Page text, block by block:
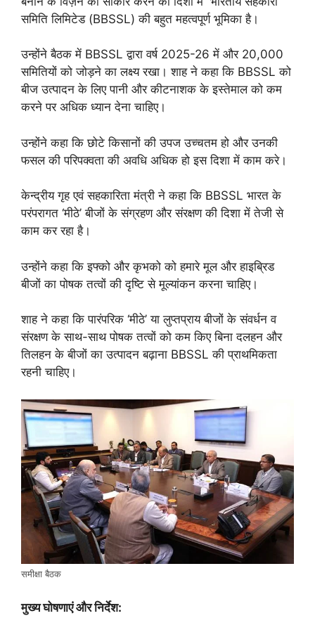
समिति लिमिटेड (BBSSL) की बहुत महत्वपूर्ण भूमिका है।
उन्होंने बैठक में BBSSL द्वारा वर्ष 2025-26 में और 20,000
समितियों को जोड़ने का लक्ष्य रखा। शाह ने कहा कि BBSSL को
बीज उत्पादन के लिए पानी और कीटनाशक के इस्तेमाल को कम
करने पर अधिक ध्यान देना चाहिए।
उन्होंने कहा कि छोटे किसानों की उपज उच्चतम हो और उनकी
फसल की परिपक्वता की अवधि अधिक हो इस दिशा में काम करे।
केन्द्रीय गृह एवं सहकारिता मंत्री ने कहा कि BBSSL भारत के
परंपरागत ‘मीठे’ बीजों के संग्रहण और संरक्षण की दिशा में तेजी से
काम कर रहा है।
उन्होंने कहा कि इफ्को और कृभको को हमारे मूल और हाइब्रिड
बीजों का पोषक तत्वों की दृष्टि से मूल्यांकन करना चाहिए।
शाह ने कहा कि पारंपरिक ‘मीठे’ या लुप्तप्राय बीजों के संवर्धन व
संरक्षण के साथ-साथ पोषक तत्वों को कम किए बिना दलहन और
तिलहन के बीजों का उत्पादन बढ़ाना BBSSL की प्राथमिकता
रहनी चाहिए।
समीक्षा बैठक
मुख्य घोषणाएं और निर्देश: